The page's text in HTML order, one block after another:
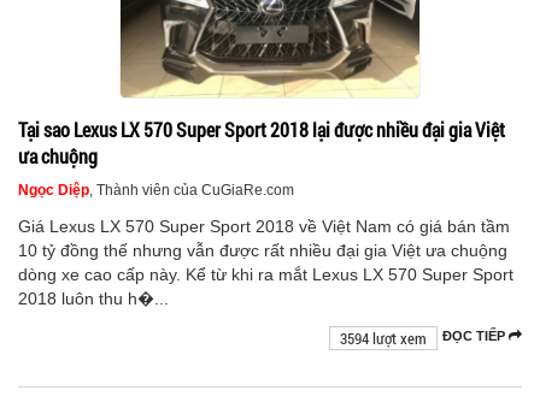
Tại sao Lexus LX 570 Super Sport 2018 lại được nhiều đại gia Việt
ưa chuộng
Ngọc Diệp, Thành viên của CuGiaRe.com
Giá Lexus LX 570 Super Sport 2018 về Việt Nam có giá bán tầm
10 tỷ đồng thế nhưng vẫn được rất nhiều đại gia Việt ưa chuộng
dòng xe cao cấp này. Kể từ khi ra mắt Lexus LX 570 Super Sport
2018 luôn thu h�...
ĐỌC TIẾP
3594 lượt xem